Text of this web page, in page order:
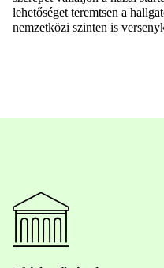
lehetőséget teremtsen a
nemzetközi szinten is